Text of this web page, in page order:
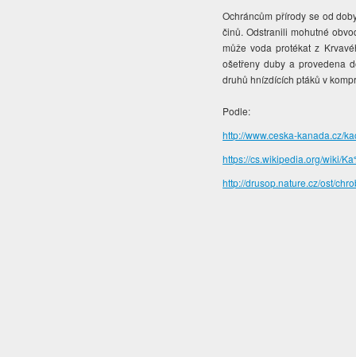
Ochráncům přírody se od
činů. Odstranili mohutné
může voda protékat z
ošetřeny duby a provedena
druhů hnízdících ptáků v
Podle:
http://www.ceska-kanada.cz/
https://cs.wikipedia.org/wiki/
http://drusop.nature.cz/ost/